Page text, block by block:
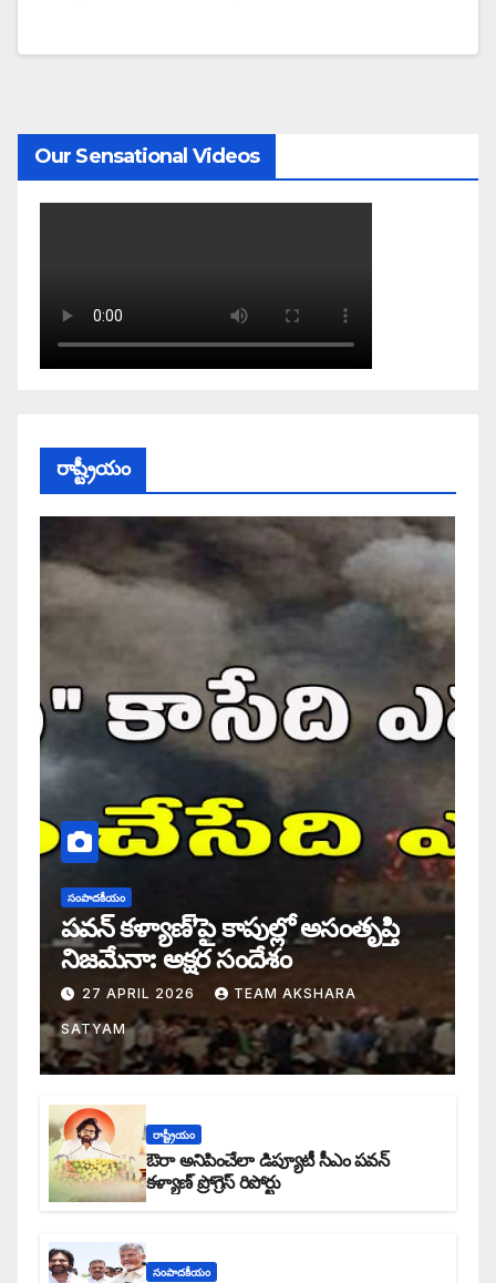
Our Sensational Videos
రాష్ట్రీయం
సంపాదకీయం
పవన్ కళ్యాణ్’పై కాపుల్లో అసంతృప్తి
నిజమేనా: అక్షర సందేశం
27 APRIL 2026 TEAM AKSHARA
SATYAM
రాష్ట్రీయం
ఔరా అనిపించేలా డిప్యూటీ సీఎం పవన్
కళ్యాణ్ ప్రోగ్రెస్ రిపోర్టు
సంపాదకీయం